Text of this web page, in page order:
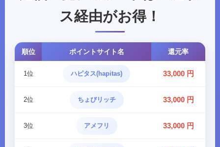
ス経由がお得！
順位 ポイントサイト名 還元率
1位 ハピタス(hapitas) 33,000 円
2位 ちょびリッチ 33,000 円
3位 アメフリ 33,000 円